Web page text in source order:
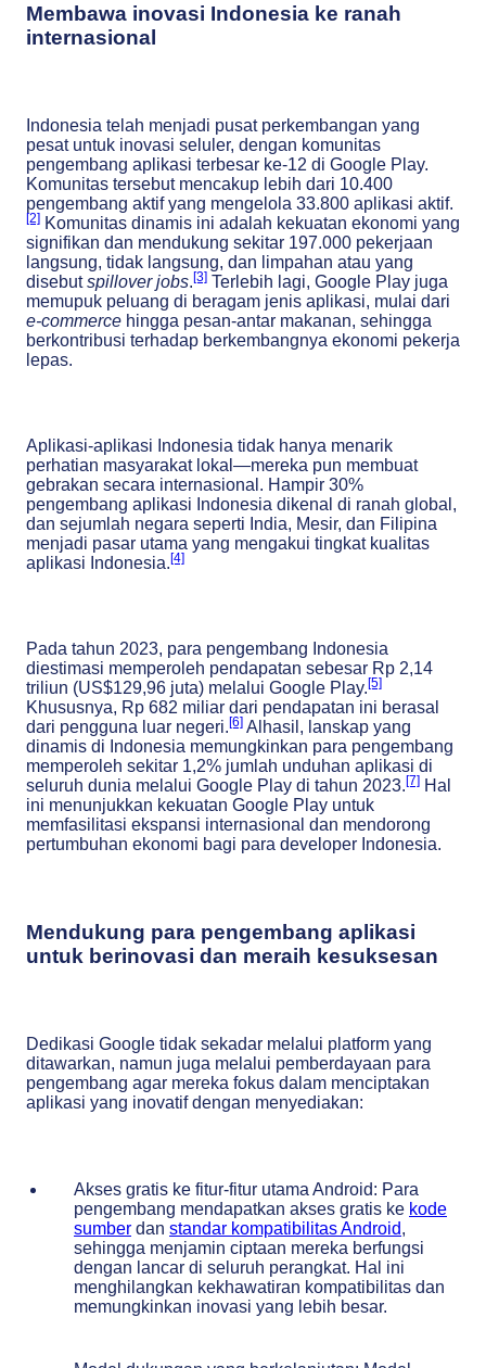
Membawa inovasi Indonesia ke ranah
internasional
Indonesia telah menjadi pusat perkembangan yang
pesat untuk inovasi seluler, dengan komunitas
pengembang aplikasi terbesar ke-12 di Google Play.
Komunitas tersebut mencakup lebih dari 10.400
pengembang aktif yang mengelola 33.800 aplikasi aktif.
[2] Komunitas dinamis ini adalah kekuatan ekonomi yang
signifikan dan mendukung sekitar 197.000 pekerjaan
langsung, tidak langsung, dan limpahan atau yang
disebutspillover jobs.[3] Terlebih lagi, Google Play juga
memupuk peluang di beragam jenis aplikasi, mulai dari
e-commerce hingga pesan-antar makanan, sehingga
berkontribusi terhadap berkembangnya ekonomi pekerja
lepas.
Aplikasi-aplikasi Indonesia tidak hanya menarik
perhatian masyarakat lokal—mereka pun membuat
gebrakan secara internasional. Hampir 30%
pengembang aplikasi Indonesia dikenal di ranah global,
dan sejumlah negara seperti India, Mesir, dan Filipina
menjadi pasar utama yang mengakui tingkat kualitas
aplikasi Indonesia.[4]
Pada tahun 2023, para pengembang Indonesia
diestimasi memperoleh pendapatan sebesar Rp 2,14
triliun (US$129,96 juta) melalui Google Play.[5]
Khususnya, Rp 682 miliar dari pendapatan ini berasal
dari pengguna luar negeri.[6] Alhasil, lanskap yang
dinamis di Indonesia memungkinkan para pengembang
memperoleh sekitar 1,2% jumlah unduhan aplikasi di
seluruh dunia melalui Google Play di tahun 2023.[7] Hal
ini menunjukkan kekuatan Google Play untuk
memfasilitasi ekspansi internasional dan mendorong
pertumbuhan ekonomi bagi para developer Indonesia.
Mendukung para pengembang aplikasi
untuk berinovasi dan meraih kesuksesan
Dedikasi Google tidak sekadar melalui platform yang
ditawarkan, namun juga melalui pemberdayaan para
pengembang agar mereka fokus dalam menciptakan
aplikasi yang inovatif dengan menyediakan:
Akses gratis ke fitur-fitur utama Android: Para
pengembang mendapatkan akses gratis ke kode
sumber dan standar kompatibilitas Android,
sehingga menjamin ciptaan mereka berfungsi
dengan lancar di seluruh perangkat. Hal ini
menghilangkan kekhawatiran kompatibilitas dan
memungkinkan inovasi yang lebih besar.